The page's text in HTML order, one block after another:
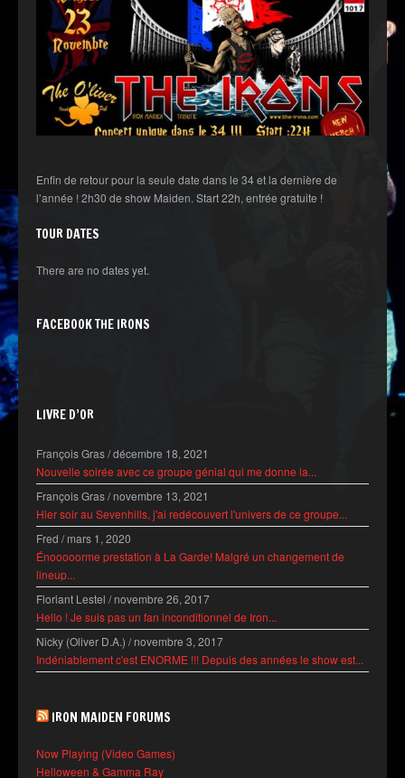
Enfin de retour pour la seule date dans le 34 et la dernière de
l’année ! 2h30 de show Maiden. Start 22h, entrée gratuite !
TOUR DATES
There are no dates yet.
FACEBOOK THE IRONS
LIVRE D’OR
François Gras/décembre 18, 2021
Nouvelle soirée avec ce groupe génial qui me donne la...
François Gras/novembre 13, 2021
Hier soir au Sevenhills, j'ai redécouvert l'univers de ce groupe...
Fred /mars 1, 2020
Énooooorme prestation à La Garde! Malgré un changement de
lineup...
Floriant Lestel /novembre 26, 2017
Hello ! Je suis pas un fan inconditionnel de Iron...
Nicky (Oliver D.A.) /novembre 3, 2017
Indéniablement c'est ENORME !!! Depuis des années le show est...
IRON MAIDEN FORUMS
Now Playing (Video Games)
Helloween & Gamma Ray